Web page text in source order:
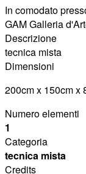
In comodato
GAM Galleria
Descrizione
tecnica mista
Dimensioni
200cm x 150cm x
Numero elementi
1
Categoria
tecnica mista
Credits